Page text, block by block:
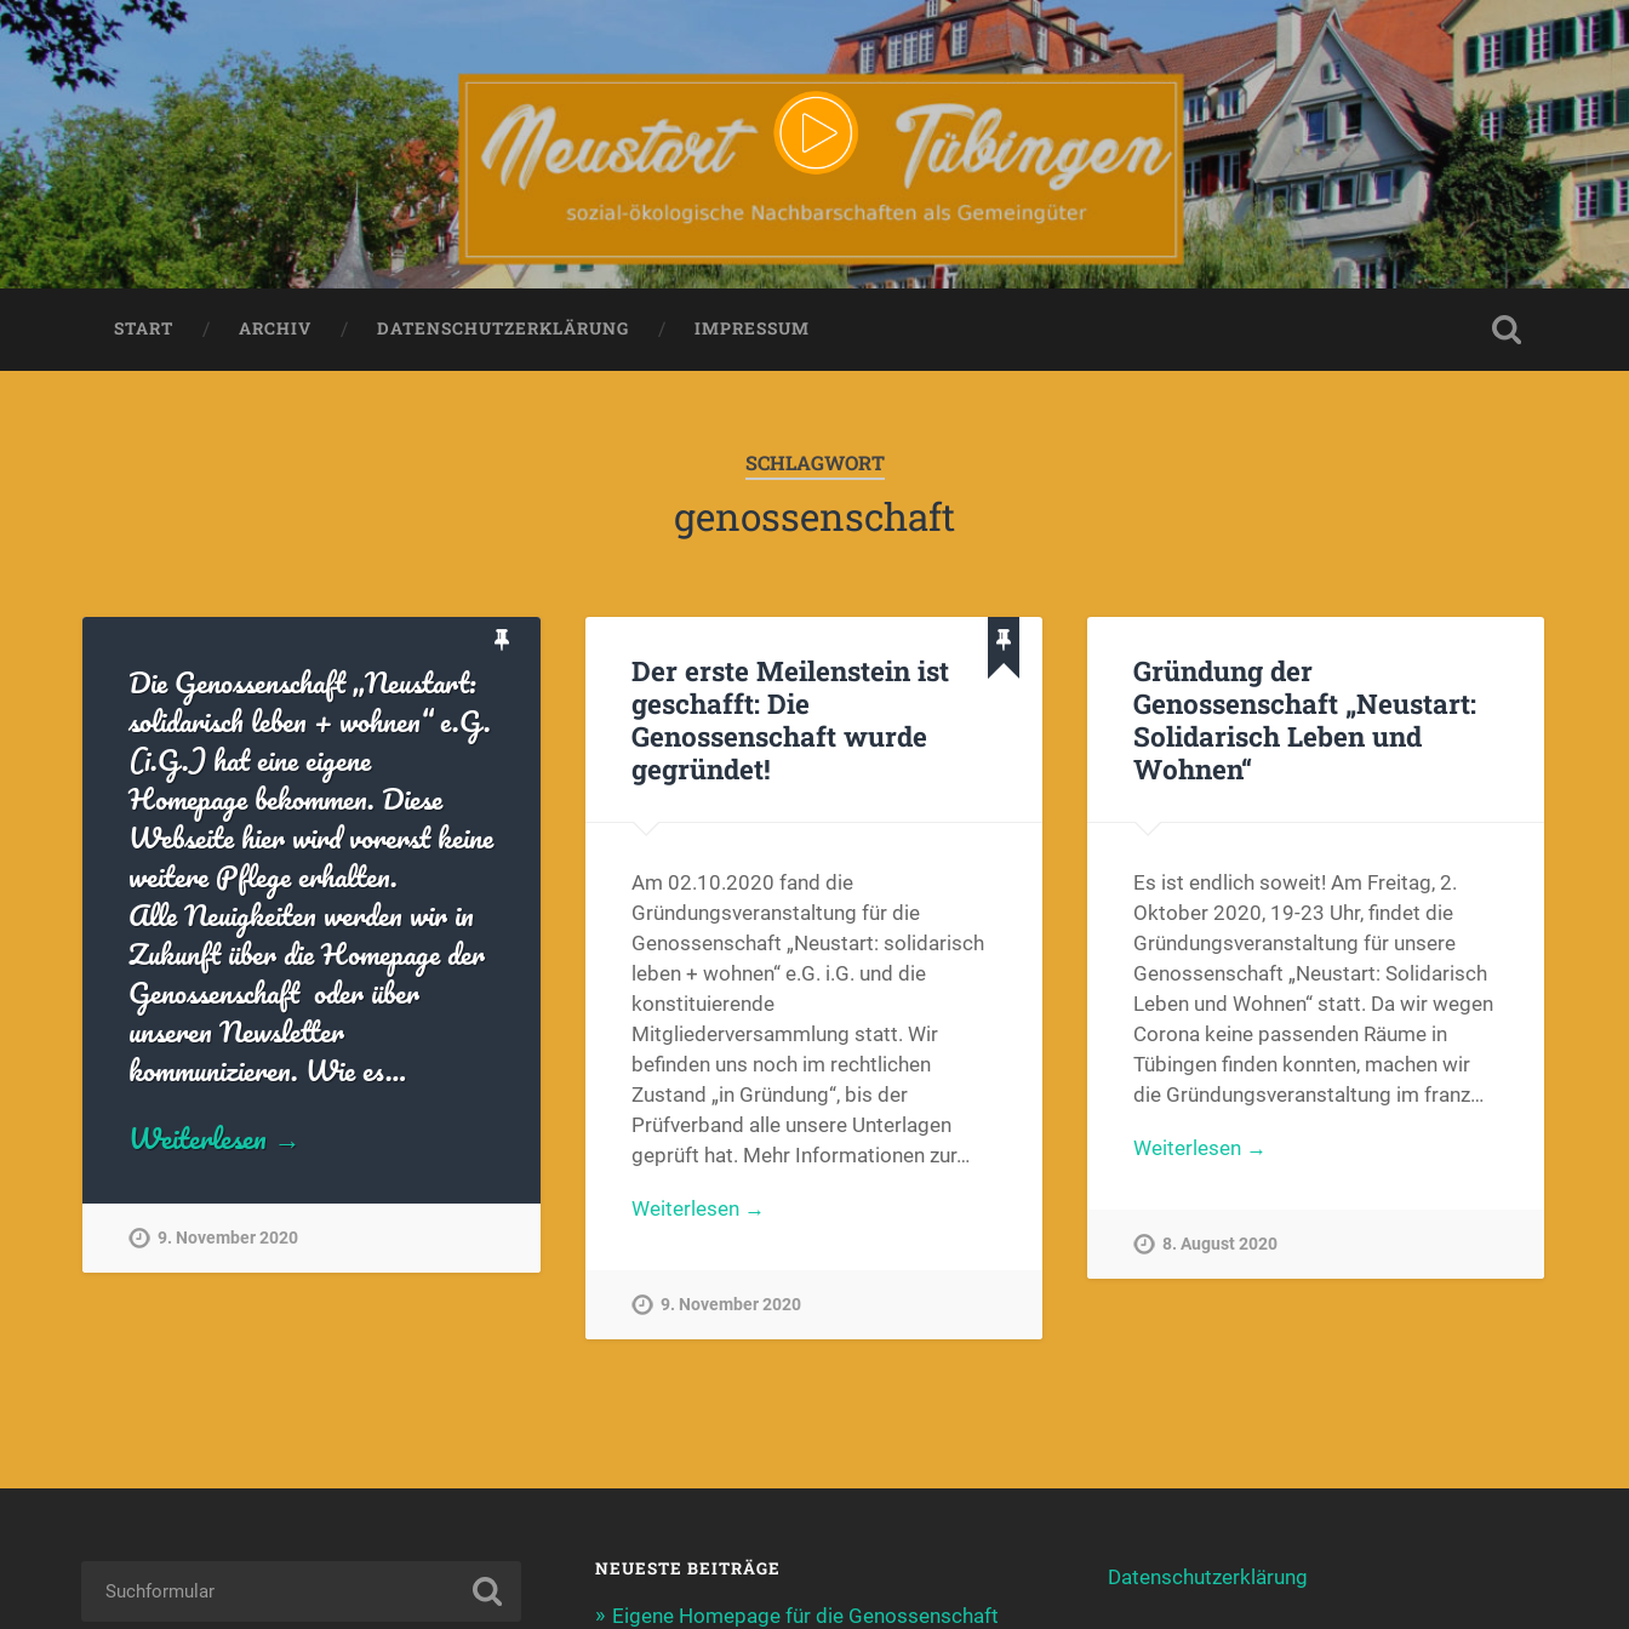
START ARCHIV DATENSCHUTZERKLÄRUNG IMPRESSUM
SCHLAGWORT
genossenschaft
Die Genossenschaft „Neustart:
solidarisch leben + wohnen“ e.G.
(i.G.) hat eine eigene
Homepage bekommen. Diese
Webseite hier wird vorerst keine
weitere Pflege erhalten.
Alle Neuigkeiten werden wir in
Zukunft über die Homepage der
Genossenschaft oder über
unseren Newsletter
kommunizieren. Wie es…
Weiterlesen →
9. November 2020
Der erste Meilenstein ist
geschafft: Die
Genossenschaft wurde
gegründet!
Am 02.10.2020 fand die
Gründungsveranstaltung für die
Genossenschaft „Neustart: solidarisch
leben + wohnen“ e.G. i.G. und die
konstituierende
Mitgliederversammlung statt. Wir
befinden uns noch im rechtlichen
Zustand „in Gründung“, bis der
Prüfverband alle unsere Unterlagen
geprüft hat. Mehr Informationen zur…
Weiterlesen →
9. November 2020
Gründung der
Genossenschaft „Neustart:
Solidarisch Leben und
Wohnen“
Es ist endlich soweit! Am Freitag, 2.
Oktober 2020, 19-23 Uhr, findet die
Gründungsveranstaltung für unsere
Genossenschaft „Neustart: Solidarisch
Leben und Wohnen“ statt. Da wir wegen
Corona keine passenden Räume in
Tübingen finden konnten, machen wir
die Gründungsveranstaltung im franz…
Weiterlesen →
8. August 2020
NEUESTE BEITRÄGE
Eigene Homepage für die Genossenschaft
Datenschutzerklärung